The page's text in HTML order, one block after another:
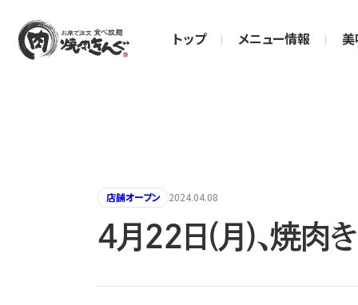
トップ メニュー情報 美
店舗オープン 2024.04.08
4月22日(月)、焼肉